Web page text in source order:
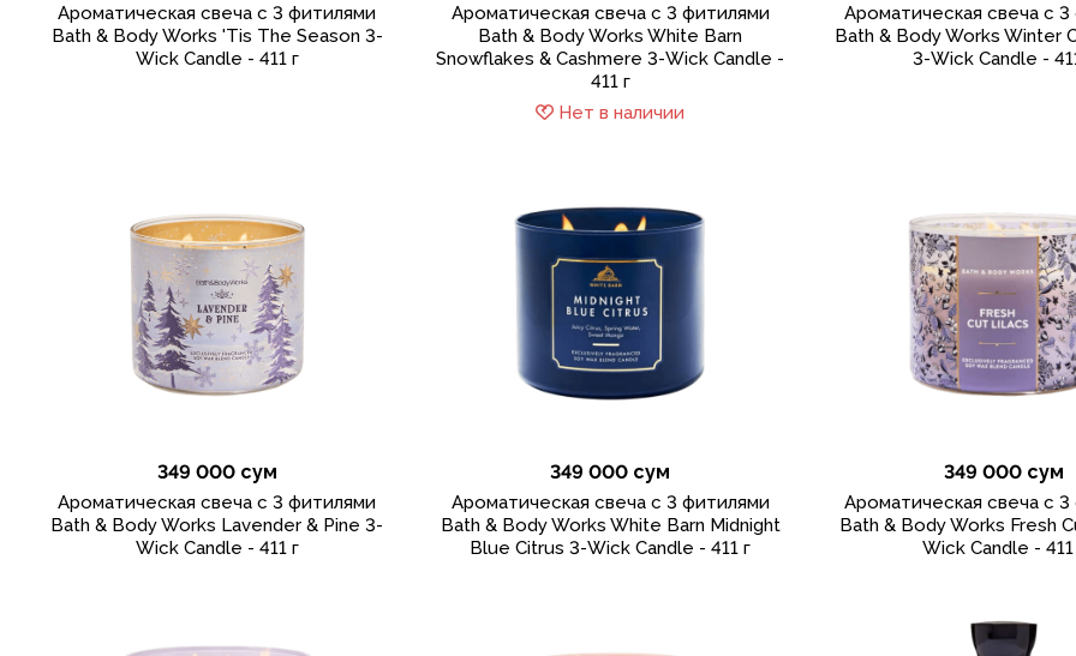
Ароматическая свеча с 3 фитилями
Bath & Body Works 'Tis The Season 3-
Wick Candle - 411 г
Ароматическая свеча с 3 фитилями
Bath & Body Works White Barn
Snowflakes & Cashmere 3-Wick Candle -
411 г
Нет в наличии
Ароматическая свеча с
Bath & Body Works Winter
3-Wick Candle -
349 000 сум
Ароматическая свеча с 3 фитилями
Bath & Body Works Lavender & Pine 3-
Wick Candle - 411 г
349 000 сум
Ароматическая свеча с 3 фитилями
Bath & Body Works White Barn Midnight
Blue Citrus 3-Wick Candle - 411 г
349 000 сум
Ароматическая свеча с
Bath & Body Works Fresh
Wick Candle - 411